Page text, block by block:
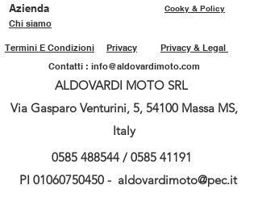
Azienda
Cooky & Policy
Chi siamo
Privacy & Legal
Privacy
Termini E Condizioni
Contatti : info@aldovardimoto.com
ALDOVARDI MOTO SRL
Via Gasparo Venturini, 5, 54100 Massa MS,
Italy
0585 488544 / 0585 41191
PI 01060750450 - aldovardimoto@pec.it